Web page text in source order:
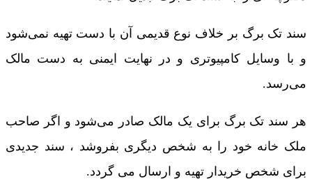
سند تک برگ بر خلاف نوع قدیمی آن با دست تهیه نمی‌شود
و با وسایل کامپیوتری و در نهایت ایمنی به دست مالک
می‌رسد.
هر سند تک برگ برای یک مالک صادر می‌شود و اگر صاحب
ملک خانه خود را به شخص دیگری بفروشد ، سند جدیدی
برای شخص خریدار تهیه و ارسال می گردد.